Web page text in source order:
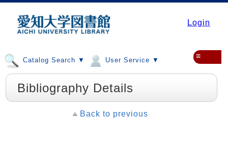
Login
Catalog Search ▼ User Service ▼ ≡
Bibliography Details
Back to previous